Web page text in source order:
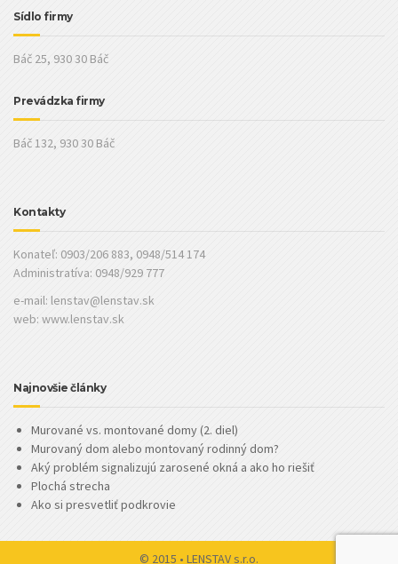
Sídlo firmy
Báč 25, 930 30 Báč
Prevádzka firmy
Báč 132, 930 30 Báč
Kontakty
Konateľ: 0903/206 883, 0948/514 174
Administratíva: 0948/929 777
e-mail: lenstav@lenstav.sk
web: www.lenstav.sk
Najnovšie články
Murované vs. montované domy (2. diel)
Murovaný dom alebo montovaný rodinný dom?
Aký problém signalizujú zarosené okná a ako ho riešiť
Plochá strecha
Ako si presvetliť podkrovie
© 2015 • LENSTAV s.r.o.